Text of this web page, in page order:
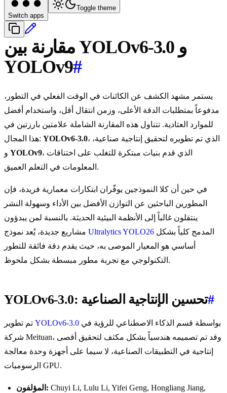
Switch apps
Toggle theme
مقارنة بين YOLOv6-3.0 و
YOLOv9#
يستمر مشهد الكشف عن الكائنات في الوقت الفعلي في التطور،
مدفوعاً بمتطلبات الدقة الأعلى، وزمن انتقال أقل، واستخدام أفضل
للموارد العتادية. تتناول هذه المقارنة الشاملة علامتين بارزتين في
هذا المجال: YOLOv6-3.0، الذي تم تطويره لتحقيق إنتاجية صناعية،
YOLOv9، الذي قدم بنيات مبتكرة للتغلب على اختناقات
المعلومات في التعلم العميق.
في حين أن كلا النموذجين يوفّران ابتكارات معمارية فريدة، فإن
المطورين الباحثين عن التوازن الأفضل بين الأداء وسهولة النشر
ينتقلون غالباً إلى الأنظمة البيئية الحديثة. بالنسبة لمن يبدؤون
Ultralytics YOLO26
أساسي هو المعيار الموصى به، حيث يقدم دقة فائقة للتطور
التكنولوجي مع تجربة مطور مبسطة بشكل ملحوظ.
YOLOv6-3.0: تحسين الإنتاجية الصناعية#
YOLOv6-3.0
شركة Meituan، وقد تم تصميمه هندسياً بشكل مكثف لتحقيق أقصى
إنتاجية في التطبيقات الصناعية، لا سيما على أجهزة وحدة معالجة
الرسوميات GPU.
المؤلفون: Chuyi Li, Lulu Li, Yifei Geng, Hongliang Jiang,